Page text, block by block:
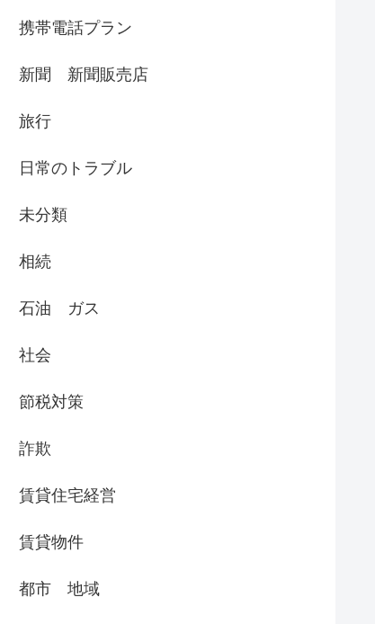
携帯電話プラン
新聞 新聞販売店
旅行
日常のトラブル
未分類
相続
石油 ガス
社会
節税対策
詐欺
賃貸住宅経営
賃貸物件
都市 地域